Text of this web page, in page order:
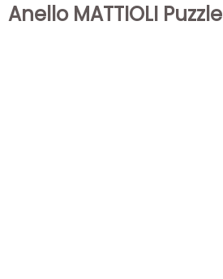
Anello MATTIOLI Puzzle